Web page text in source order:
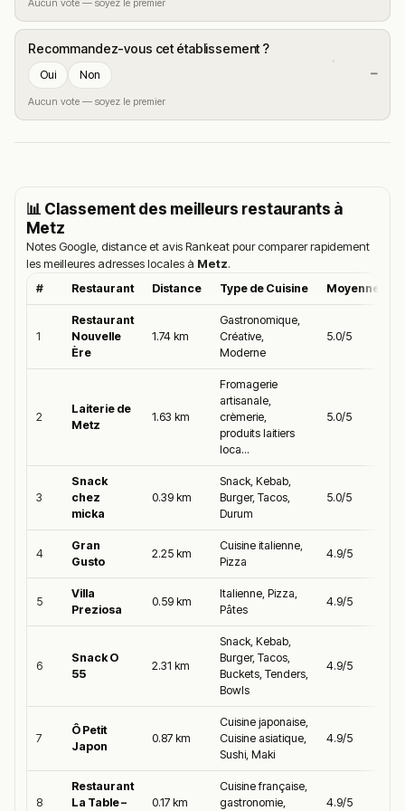
établissement
Recommandez-vous cet établissement ?
Oui Non
Aucun vote — soyez le premier
—
📊 Classement des meilleurs restaurants à
Metz
Notes Google, distance et avis Rankeat pour comparer rapidement
les meilleures adresses locales à Metz.
# Restaurant Distance Type de Cuisine Moyenne
1
Restaurant
Nouvelle
Ère
1.74 km
Gastronomique,
Créative,
Moderne
5.0/5
2
Laiterie de
Metz
1.63 km
Fromagerie
artisanale,
crèmerie,
produits laitiers
loca...
5.0/5
3
Snack
chez
micka
0.39 km
Snack, Kebab,
Burger, Tacos,
Durum
5.0/5
4
Gran
Gusto
2.25 km
Cuisine italienne,
Pizza
4.9/5
5
Villa
Preziosa
0.59 km
Italienne, Pizza,
Pâtes
4.9/5
6
Snack O
55
2.31 km
Snack, Kebab,
Burger, Tacos,
Buckets, Tenders,
Bowls
4.9/5
7
Ô Petit
Japon
0.87 km
Cuisine japonaise,
Cuisine asiatique,
Sushi, Maki
4.9/5
8
Restaurant
La Table –
0.17 km
Cuisine française,
gastronomie,
4.9/5